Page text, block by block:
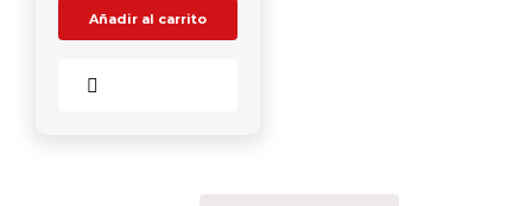
Añadir al carrito